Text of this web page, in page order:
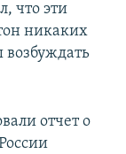
что эти
никаких
отчет о